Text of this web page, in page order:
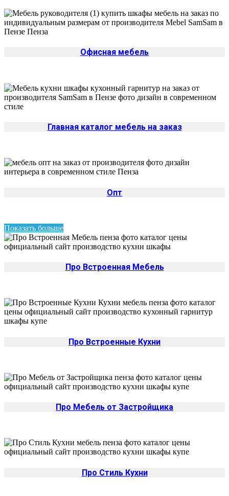
Офисная мебель
Главная каталог мебель на заказ
Опт
Показать больше
Про Встроенная Мебель
Про Встроенные Кухни
Про Мебель от Застройщика
Про Стиль Кухни